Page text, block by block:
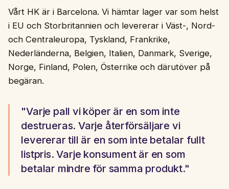
Vårt HK är i Barcelona. Vi hämtar lager var som helst
i EU och Storbritannien och levererar i Väst-, Nord-
och Centraleuropa, Tyskland, Frankrike,
Nederländerna, Belgien, Italien, Danmark, Sverige,
Norge, Finland, Polen, Österrike och därutöver på
begäran.
"Varje pall vi köper är en som inte
destrueras. Varje återförsäljare vi
levererar till är en som inte betalar fullt
listpris. Varje konsument är en som
betalar mindre för samma produkt."